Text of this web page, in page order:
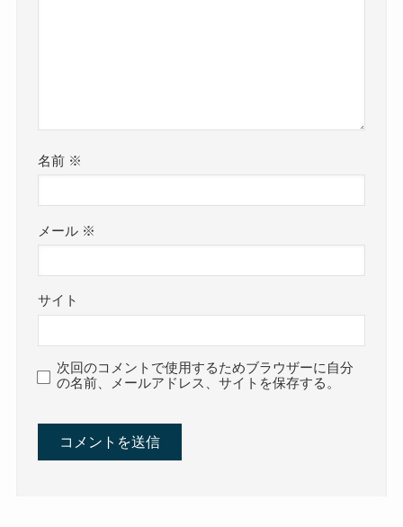
名前 ※
メール ※
サイト
次回のコメントで使用するためブラウザーに自分
の名前、メールアドレス、サイトを保存する。